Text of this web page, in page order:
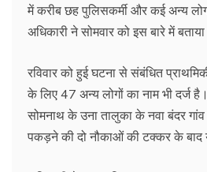
में करीब छह पुलिसकर्मी और कई अन्य
अधिकारी ने सोमवार को इस बारे में
रविवार को हुई घटना से संबंधित
के लिए 47 अन्य लोगों का नाम भी दर्ज
सोमनाथ के उना तालुका के नवा बंदर
पकड़ने की दो नौकाओं की टक्कर के बाद